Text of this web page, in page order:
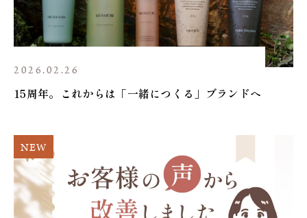
2026.02.26
15周年。これからは「一緒につくる」ブランドへ